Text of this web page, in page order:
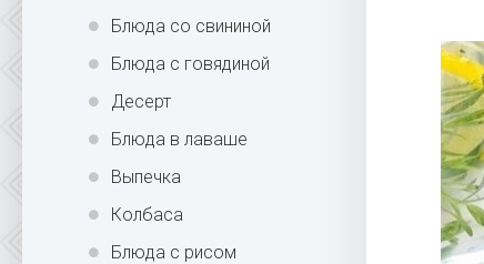
Блюда со свининой
Блюда с говядиной
Десерт
Блюда в лаваше
Выпечка
Колбаса
Блюда с рисом